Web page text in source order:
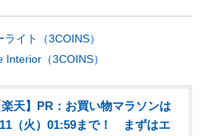
ライト（3COINS）
（3COINS）
楽天】PR：お買い物マラソンは
（火）01:59まで！ まずはエ